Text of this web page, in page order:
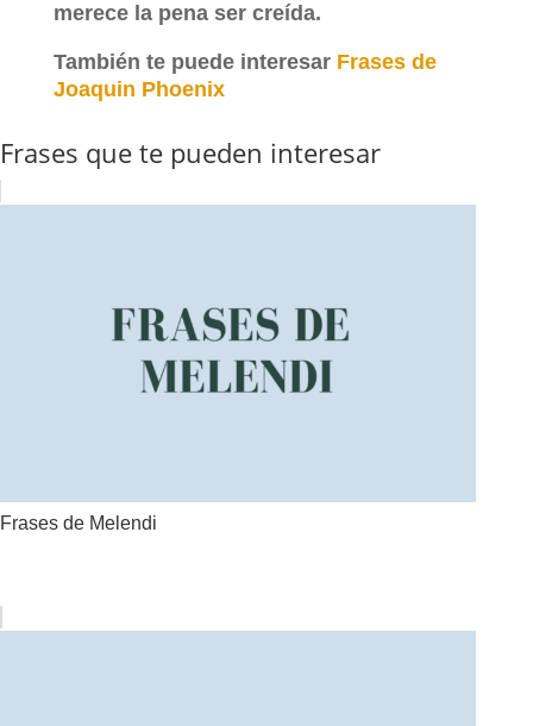
merece la pena ser creída.
También te puede interesar Frases de
Joaquin Phoenix
Frases que te pueden interesar
Frases de Melendi